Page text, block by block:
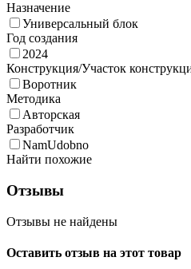
Назначение
Универсальный блок
Год создания
2024
Конструкция/Участок
Воротник
Методика
Авторская
Разработчик
NamUdobno
Найти похожие
Отзывы
Отзывы не найдены
Оставить отзыв на этот товар